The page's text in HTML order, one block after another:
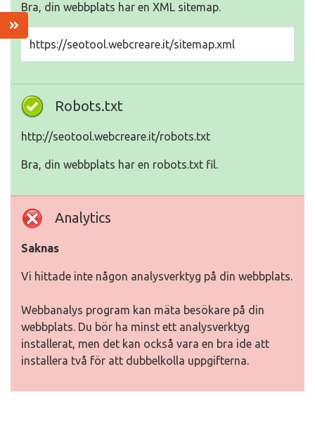
Bra, din webbplats har en XML sitemap.
https://seotool.webcreare.it/sitemap.xml
Robots.txt
http://seotool.webcreare.it/robots.txt
Bra, din webbplats har en robots.txt fil.
Analytics
Saknas
Vi hittade inte någon analysverktyg på din webbplats.
Webbanalys program kan mäta besökare på din
webbplats. Du bör ha minst ett analysverktyg
installerat, men det kan också vara en bra ide att
installera två för att dubbelkolla uppgifterna.